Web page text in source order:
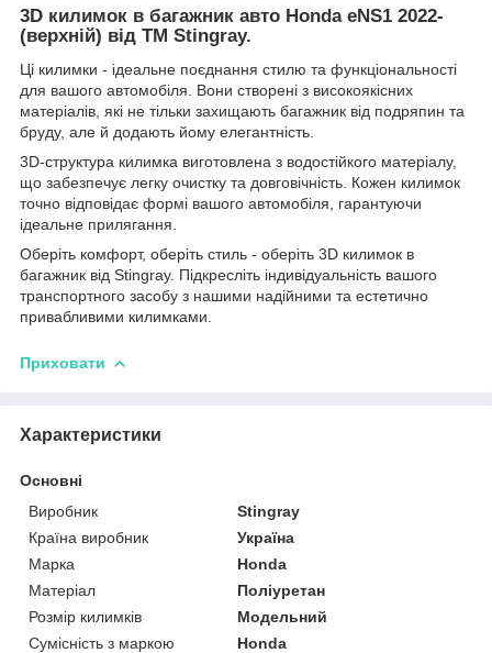
3D килимок в багажник авто Honda eNS1 2022-
(верхній) від TM Stingray.
Ці килимки - ідеальне поєднання стилю та функціональності
для вашого автомобіля. Вони створені з високоякісних
матеріалів, які не тільки захищають багажник від подряпин та
бруду, але й додають йому елегантність.
3D-структура килимка виготовлена з водостійкого матеріалу,
що забезпечує легку очистку та довговічність. Кожен килимок
точно відповідає формі вашого автомобіля, гарантуючи
ідеальне прилягання.
Оберіть комфорт, оберіть стиль - оберіть 3D килимок в
багажник від Stingray. Підкресліть індивідуальність вашого
транспортного засобу з нашими надійними та естетично
привабливими килимками.
Приховати
Характеристики
Основні
Виробник
Stingray
Країна виробник
Україна
Марка
Honda
Матеріал
Поліуретан
Розмір килимків
Модельний
Сумісність з маркою
Honda